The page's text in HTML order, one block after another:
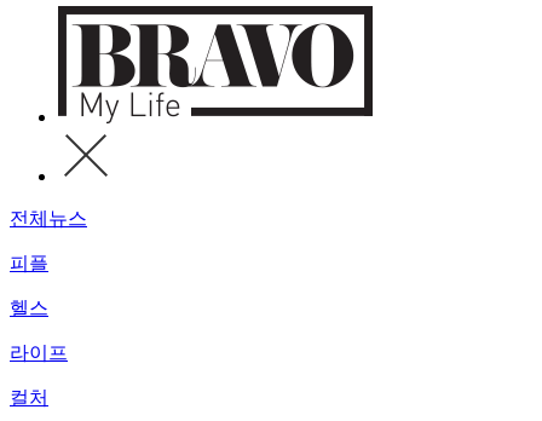
전체뉴스
피플
헬스
라이프
컬처